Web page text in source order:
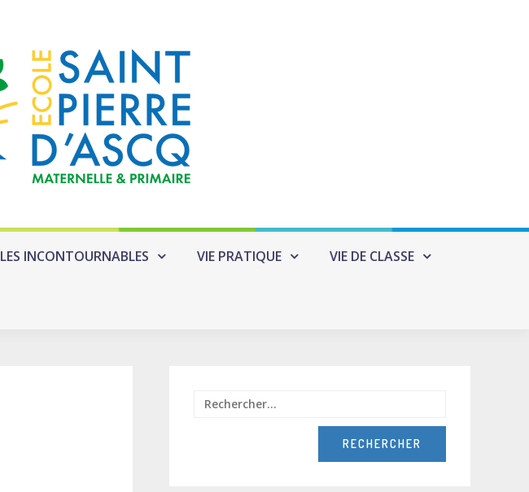
LES INCONTOURNABLES VIE PRATIQUE VIE DE CLASSE